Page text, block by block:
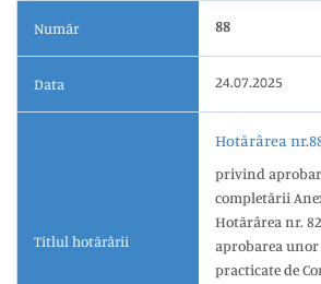
Număr 88
Data 24.07.2025
Titlul hotărârii
Hotărârea
privind
completării
Hotărârea nr.
aprobarea
practicate de